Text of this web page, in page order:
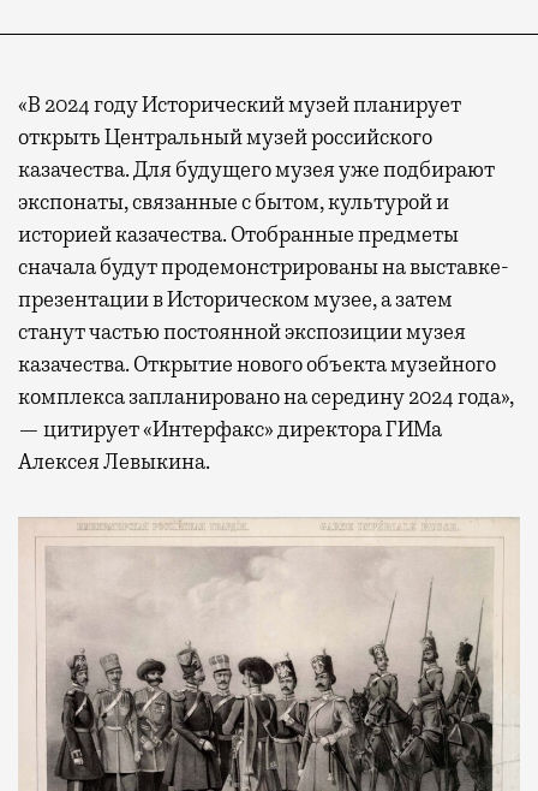
«В 2024 году Исторический музей планирует
открыть Центральный музей российского
казачества. Для будущего музея уже подбирают
экспонаты, связанные с бытом, культурой и
историей казачества. Отобранные предметы
сначала будут продемонстрированы на выставке-
презентации в Историческом музее, а затем
станут частью постоянной экспозиции музея
казачества. Открытие нового объекта музейного
комплекса запланировано на середину 2024 года»,
— цитирует «Интерфакс» директора ГИМа
Алексея Левыкина.